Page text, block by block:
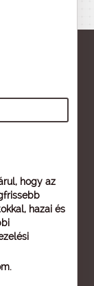
hogy az
hazai és